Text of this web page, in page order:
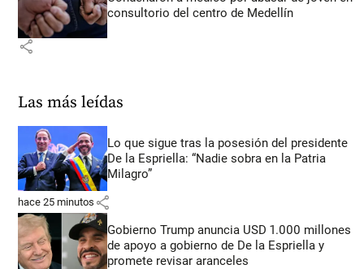
consultorio del centro de Medellín
share
Las más leídas
Lo que sigue tras la posesión del presidente
De la Espriella: “Nadie sobra en la Patria
Milagro”
hace 25 minutos share
Gobierno Trump anuncia USD 1.000 millones
de apoyo a gobierno de De la Espriella y
promete revisar aranceles